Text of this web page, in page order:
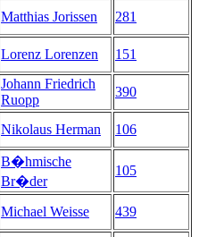
Matthias Jorissen
281
Lorenz Lorenzen
151
Johann Friedrich
Ruopp
390
Nikolaus Herman 106
B�hmische
Br�der
105
Michael Weisse
439